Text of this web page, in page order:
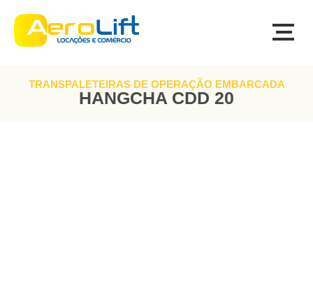
TRANSPALETEIRAS DE OPERAÇÃO EMBARCADA
HANGCHA CDD 20